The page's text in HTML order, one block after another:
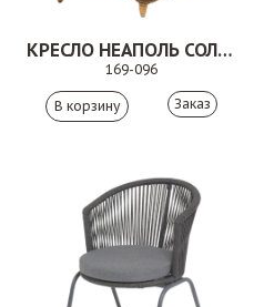
КРЕСЛО НЕАПОЛЬ СОЛОМЕННЫЙ
169-096
Заказ